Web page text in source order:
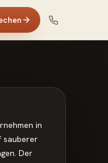
in
sauberer
Der